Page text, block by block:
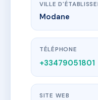
VILLE
Modane
TÉLÉPHONE
+33479051801
SITE WEB